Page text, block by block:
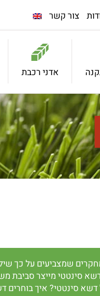
צור קשר
אדני רכבת
שמצביעים על כך
סינטטי מייצר סביבת
סינטטי? איך בוחרים